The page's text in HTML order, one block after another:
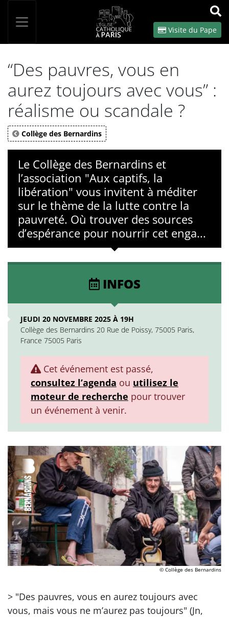
OK
Visite du Pape
“Des pauvres, vous en
aurez toujours avec vous” :
réalisme ou scandale ?
Collège des Bernardins
Le Collège des Bernardins et
l’association "Aux captifs, la
libération" vous invitent à méditer
sur le thème de la lutte contre la
pauvreté. Où trouver des sources
d’espérance pour nourrir cet enga...
INFOS
JEUDI 20 NOVEMBRE 2025 À 19H
Collège des Bernardins 20 Rue de Poissy, 75005 Paris,
France 75005 Paris
Cet événement est passé,
consultez l’agenda ou utilisez le
moteur de recherche pour trouver
un événement à venir.
© Collège des Bernardins
> "Des pauvres, vous en aurez toujours avec
vous, mais vous ne m’aurez pas toujours" (Jn,
Panneau de gestion des cookies